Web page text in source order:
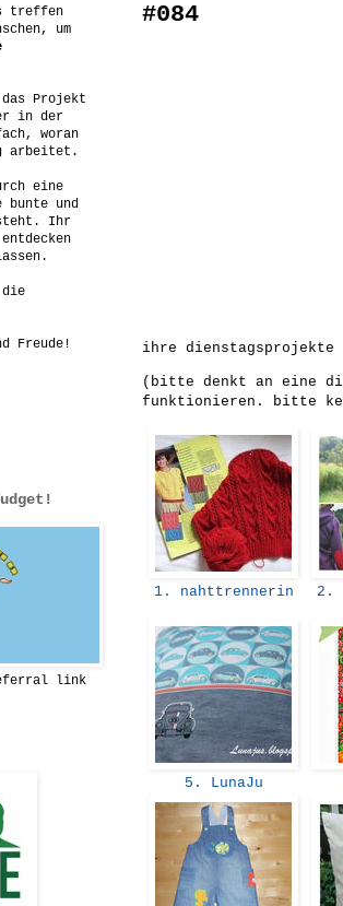
#084
ihre
(bitte denkt an eine
funktionieren. bitte
1. nahttrennerin
2.
5. LunaJu
treffen
um
Projekt
in der
woran
arbeitet.
eine
und
Ihr
Freude!
link